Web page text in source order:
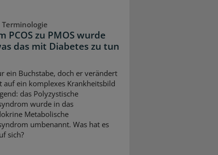
PCOS zu PMOS wurde
das mit Diabetes zu tun
ein Buchstabe, doch er verändert
auf ein komplexes Krankheitsbild
das Polyzystische
wurde in das
Metabolische
umbenannt. Was hat es
sich?